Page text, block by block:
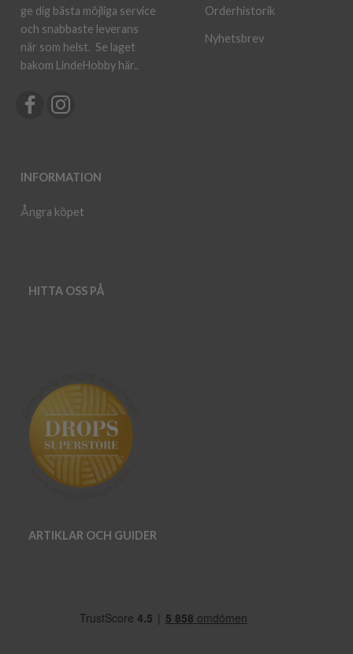
ge dig bästa möjliga service
och snabbaste leverans
när som helst. Se laget
bakom LindeHobby här..
INFORMATION
Ångra köpet
Orderhistorik
Nyhetsbrev
HITTA OSS PÅ
ARTIKLAR OCH GUIDER